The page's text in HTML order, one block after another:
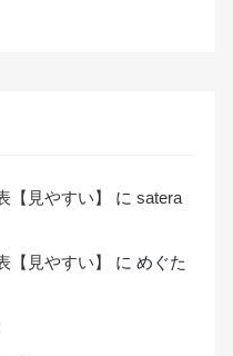
【見やすい】 に satera
【見やすい】 に めぐた